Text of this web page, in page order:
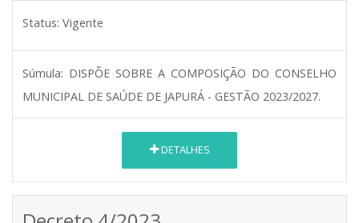
Status: Vigente
Súmula: DISPÕE SOBRE A COMPOSIÇÃO DO CONSELHO
MUNICIPAL DE SAÚDE DE JAPURÁ - GESTÃO 2023/2027.
DETALHES